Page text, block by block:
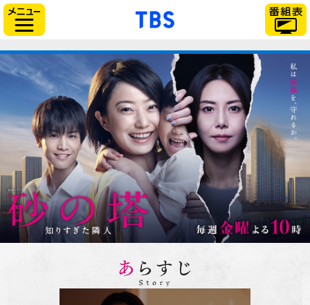
「TBSテレビ」トップペ